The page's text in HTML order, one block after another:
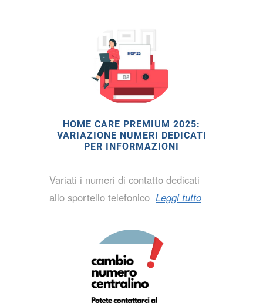
HOME CARE PREMIUM 2025:
VARIAZIONE NUMERI DEDICATI
PER INFORMAZIONI
Variati i numeri di contatto dedicati
allo sportello telefonico Leggi tutto